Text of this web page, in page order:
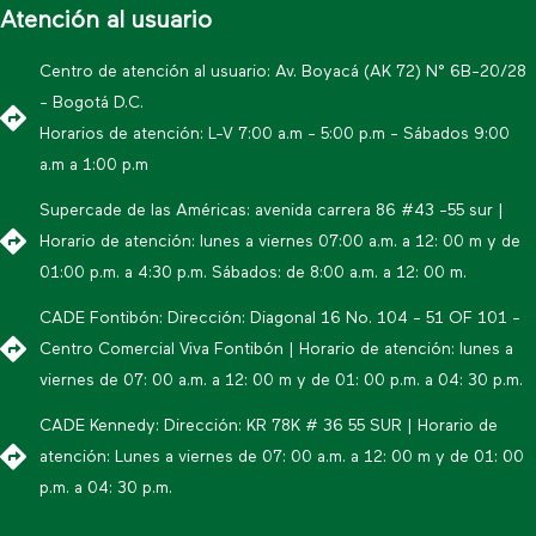
Atención al usuario
Centro de atención al usuario: Av. Boyacá (AK 72) N° 6B-20/28
- Bogotá D.C.
Horarios de atención: L-V 7:00 a.m - 5:00 p.m - Sábados 9:00
a.m a 1:00 p.m
Supercade de las Américas: avenida carrera 86 #43 -55 sur |
Horario de atención: lunes a viernes 07:00 a.m. a 12: 00 m y de
01:00 p.m. a 4:30 p.m. Sábados: de 8:00 a.m. a 12: 00 m.
CADE Fontibón: Dirección: Diagonal 16 No. 104 - 51 OF 101 -
Centro Comercial Viva Fontibón | Horario de atención: lunes a
viernes de 07: 00 a.m. a 12: 00 m y de 01: 00 p.m. a 04: 30 p.m.
CADE Kennedy: Dirección: KR 78K # 36 55 SUR | Horario de
atención: Lunes a viernes de 07: 00 a.m. a 12: 00 m y de 01: 00
p.m. a 04: 30 p.m.